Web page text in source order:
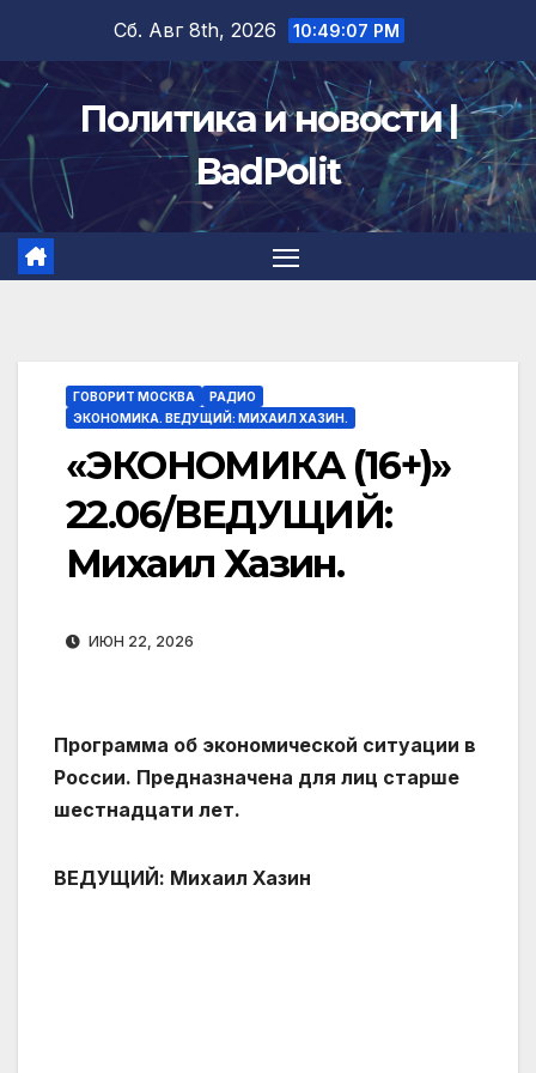
содержимому
Сб. Авг 8th, 2026 10:49:07 PM
Политика и новости |
BadPolit
ГОВОРИТ МОСКВА
РАДИО
ЭКОНОМИКА. ВЕДУЩИЙ: МИХАИЛ ХАЗИН.
«ЭКОНОМИКА (16+)»
22.06/ВЕДУЩИЙ:
Михаил Хазин.
ИЮН 22, 2026
Программа об экономической ситуации в
России. Предназначена для лиц старше
шестнадцати лет.
ВЕДУЩИЙ: Михаил Хазин